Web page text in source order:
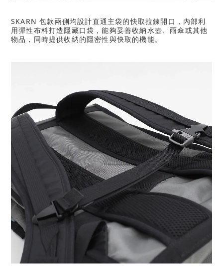
SKARN 包款兩側均設計直通主袋的快取拉鍊開口，內部利
用彈性布料打造隱藏口袋，能夠妥善收納水壺、雨傘或其他
物品，同時提供收納的隱密性與快取的機能。